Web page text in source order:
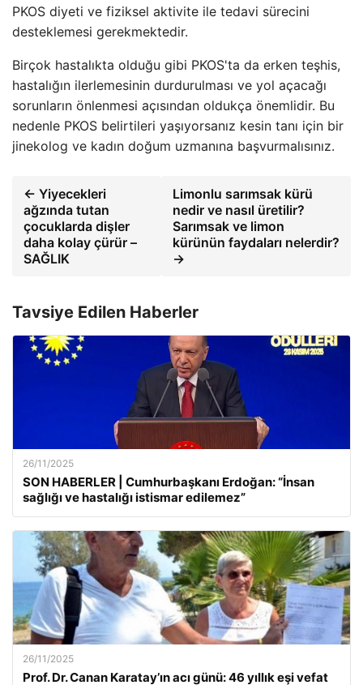
PKOS diyeti ve fiziksel aktivite ile tedavi sürecini
desteklemesi gerekmektedir.
Birçok hastalıkta olduğu gibi PKOS'ta da erken teşhis,
hastalığın ilerlemesinin durdurulması ve yol açacağı
sorunların önlenmesi açısından oldukça önemlidir. Bu
nedenle PKOS belirtileri yaşıyorsanız kesin tanı için bir
jinekolog ve kadın doğum uzmanına başvurmalısınız.
← Yiyecekleri
ağzında tutan
çocuklarda dişler
daha kolay çürür –
SAĞLIK
Limonlu sarımsak kürü
nedir ve nasıl üretilir?
Sarımsak ve limon
kürünün faydaları nelerdir?
→
Tavsiye Edilen Haberler
26/11/2025
SON HABERLER | Cumhurbaşkanı Erdoğan: “İnsan
sağlığı ve hastalığı istismar edilemez”
26/11/2025
Prof. Dr. Canan Karatay’ın acı günü: 46 yıllık eşi vefat